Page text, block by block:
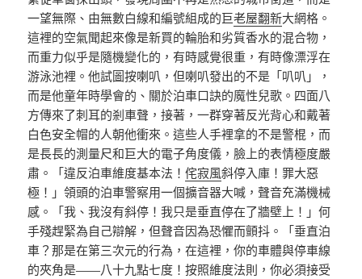
一望無際、由無數白線和編號組成的巨老屋翻新大網格。
這裡的空氣聞起來像是新買的輪胎和劣質香水的混合物，
而重力似乎是隨機變化的，有時感覺很重，有時像漂浮在
游泳池裡。他試圖按喇叭，但喇叭發出的不是「叭叭」，
而是他童年時學會的、關於泊車口訣的魔性兒歌。四面八
方傳來了刺耳的剎車聲，接著，一群穿著反光背心和戴著
白色安全帽的人朝他衝來。這些人手裡拿的不是警棍，而
是長長的測量尺和巨大的電子角度儀，臉上的表情極度嚴
肅。「違反泊車維度基本法！侘寂風斜停入庫！罪大惡
極！」領頭的泊車警察用一個擴音器大喊，聲音充滿機械
感。「我、我沒有斜停！我只是垂直停在了牆壁上！」何
手殘趕緊為自己辯解，但聲音因為恐懼而顫抖。「垂直泊
車？那是在第三次元的行為，在這裡，你的車體與停車線
的夾角是——八十九點七度！按照維度法則，你必須接受